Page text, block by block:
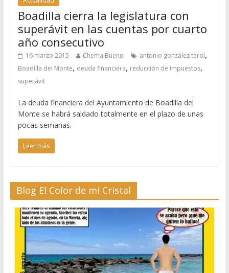
Boadilla cierra la legislatura con
superávit en las cuentas por cuarto
año consecutivo
16 marzo 2015 Chema Bueno antonio gonzález terol,
Boadilla del Monte, deuda financiera, reducción de impuestos,
superávit
La deuda financiera del Ayuntamiento de Boadilla del
Monte se habrá saldado totalmente en el plazo de unas
pocas semanas.
Leer más
Blog El Color de mi Cristal